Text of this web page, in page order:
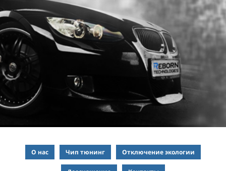
О нас Чип тюнинг Отключение экологии